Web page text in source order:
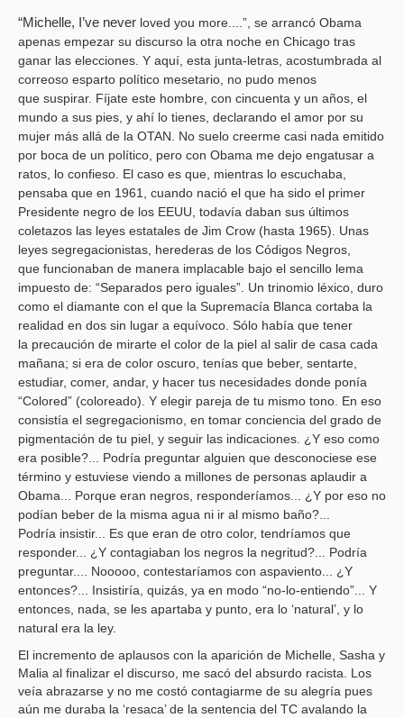
“Michelle, I’ve never loved you more....”, se arrancó Obama
apenas empezar su discurso la otra noche en Chicago tras
ganar las elecciones. Y aquí, esta junta-letras, acostumbrada al
correoso esparto político mesetario, no pudo menos
que suspirar. Fíjate este hombre, con cincuenta y un años, el
mundo a sus pies, y ahí lo tienes, declarando el amor por su
mujer más allá de la OTAN. No suelo creerme casi nada emitido
por boca de un político, pero con Obama me dejo engatusar a
ratos, lo confieso. El caso es que, mientras lo escuchaba,
pensaba que en 1961, cuando nació el que ha sido el primer
Presidente negro de los EEUU, todavía daban sus últimos
coletazos las leyes estatales de Jim Crow (hasta 1965). Unas
leyes segregacionistas, herederas de los Códigos Negros,
que funcionaban de manera implacable bajo el sencillo lema
impuesto de: “Separados pero iguales”. Un trinomio léxico, duro
como el diamante con el que la Supremacía Blanca cortaba la
realidad en dos sin lugar a equívoco. Sólo había que tener
la precaución de mirarte el color de la piel al salir de casa cada
mañana; si era de color oscuro, tenías que beber, sentarte,
estudiar, comer, andar, y hacer tus necesidades donde ponía
“Colored” (coloreado). Y elegir pareja de tu mismo tono. En eso
consistía el segregacionismo, en tomar conciencia del grado de
pigmentación de tu piel, y seguir las indicaciones. ¿Y eso como
era posible?... Podría preguntar alguien que desconociese ese
término y estuviese viendo a millones de personas aplaudir a
Obama... Porque eran negros, responderíamos... ¿Y por eso no
podían beber de la misma agua ni ir al mismo baño?...
Podría insistir... Es que eran de otro color, tendríamos que
responder... ¿Y contagiaban los negros la negritud?... Podría
preguntar.... Nooooo, contestaríamos con aspaviento... ¿Y
entonces?... Insistiría, quizás, ya en modo “no-lo-entiendo”... Y
entonces, nada, se les apartaba y punto, era lo ‘natural’, y lo
natural era la ley.
El incremento de aplausos con la aparición de Michelle, Sasha y
Malia al finalizar el discurso, me sacó del absurdo racista. Los
veía abrazarse y no me costó contagiarme de su alegría pues
aún me duraba la ‘resaca’ de la sentencia del TC avalando la